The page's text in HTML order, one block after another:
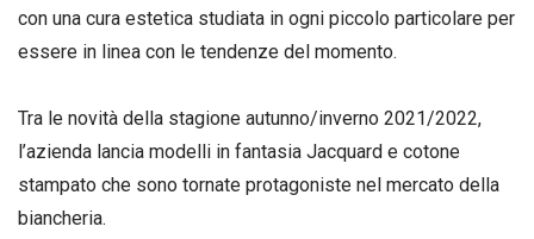
con una cura estetica studiata in ogni piccolo particolare per
essere in linea con le tendenze del momento.
Tra le novità della stagione autunno/inverno 2021/2022,
l’azienda lancia modelli in fantasia Jacquard e cotone
stampato che sono tornate protagoniste nel mercato della
biancheria.